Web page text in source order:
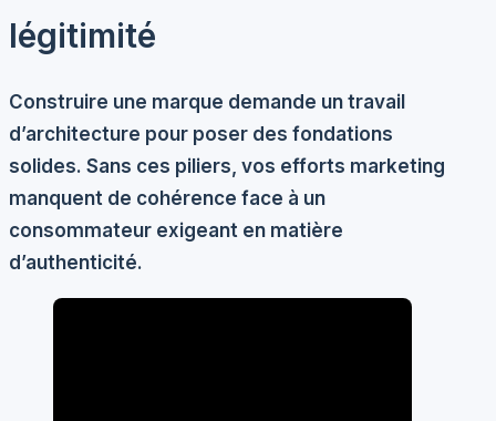
légitimité
Construire une marque demande un travail
d’architecture pour poser des fondations
solides. Sans ces piliers, vos efforts marketing
manquent de cohérence face à un
consommateur exigeant en matière
d’authenticité.